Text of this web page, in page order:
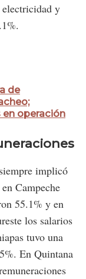
electricidad y
de
operación
implicó
Campeche
55.1% y en
los salarios
tuvo una
En Quintana